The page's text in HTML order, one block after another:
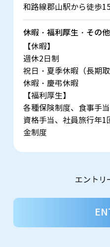
和路線郡山駅から徒歩
休暇・福利厚生・ その他
【休暇】
週休2日制
祝日・夏季休暇（長期
休暇・慶弔休暇
【福利厚生】
各種保険制度、食事手
資格手当、社員旅行年
金制度
エントリ